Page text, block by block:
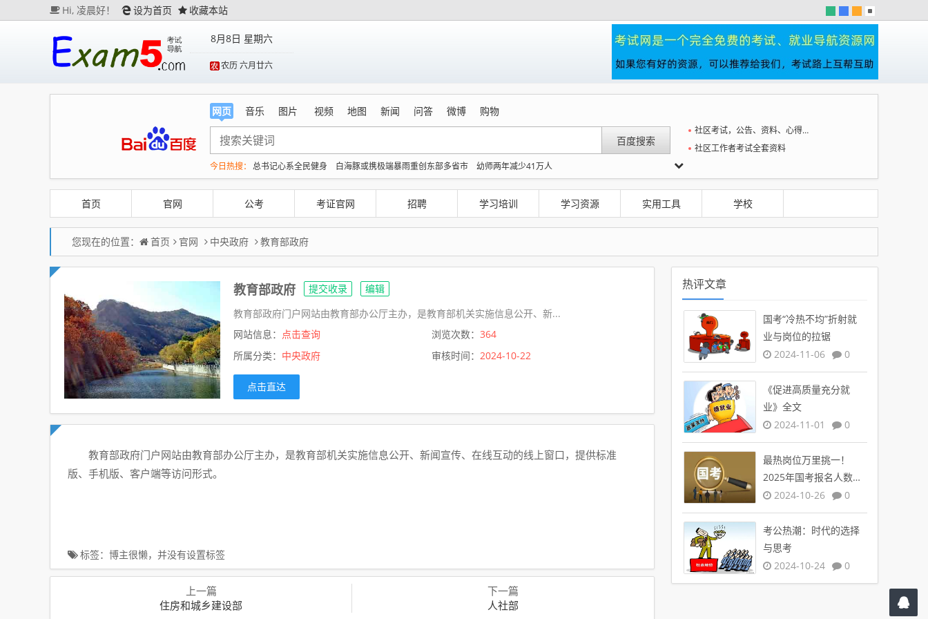
Hi, 凌晨好！ 设为首页 收藏本站
8月8日 星期六
农历 六月廿六
网页 音乐 图片 视频 地图 新闻 问答 微博 购物
今日热搜： 总书记心系全民健身 白海豚或携极端暴雨重创东部多省市
幼师两年减少41万人
今年第二强台风将带来多大影响
Kimi K3也失控了 费大厨“塌房”了吗
19.9元门票引爆76亿消费
以媒：穆杰塔巴被紧急送医情况危急
搬家报价570元 要5060元才肯上楼 公务员医生休假了 窗口谁来值班
社区考试，公告、资料、心得一站全
社区工作者考试全套资料
首页 官网 公考 考证官网 招聘 学习培训 学习资源 实用工具 学校
您现在的位置： 首页 官网 中央政府 教育部政府
教育部政府 提交收录
编辑
教育部政府门户网站由教育部办公厅主办，是教育部机关实施信息公开、新...
网站信息： 点击查询 浏览次数： 364
所属分类： 中央政府 审核时间： 2024-10-22
点击直达
教育部政府门户网站由教育部办公厅主办，是教育部机关实施信息公开、新闻宣传、在线互动的线上窗口，提供标准
版、手机版、客户端等访问形式。
标签：博主很懒，并没有设置标签
上一篇
住房和城乡建设部
下一篇
人社部
热评文章
国考“冷热不均”折射就
业与岗位的拉锯
2024-11-06
0
《促进高质量充分就
业》全文
2024-11-01
0
最热岗位万里挑一！
2025年国考报名人数创
新高2024-10-26 0
考公热潮：时代的选择
与思考
2024-10-24
0